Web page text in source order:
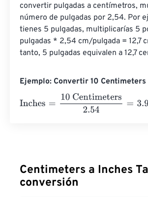
convertir pulgadas a centímetros,
número de pulgadas por 2,54. Por
tienes 5 pulgadas, multiplicarías 5
pulgadas * 2,54 cm/pulgada = 12,7
tanto, 5 pulgadas equivalen a 12,7
Ejemplo: Convertir 10 Centimeters
Inches
10 Centimeters2.54=
Centimeters a Inches
conversión